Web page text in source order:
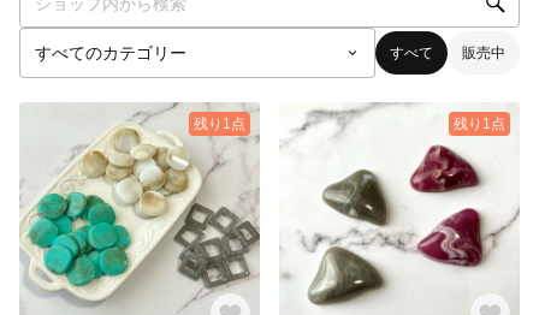
すべて 販売中
残り1点 残り1点